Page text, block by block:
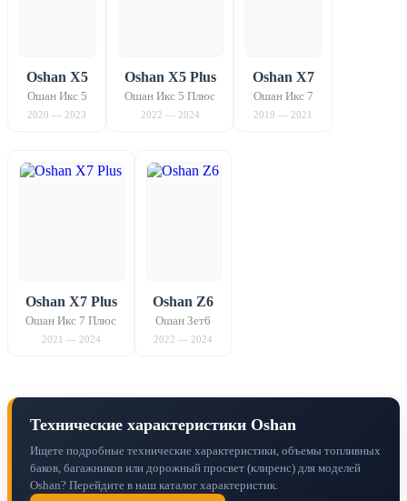
Oshan X5
Ошан Икс 5
2020 — 2023
Oshan X5 Plus
Ошан Икс 5 Плюс
2022 — 2024
Oshan X7
Ошан Икс 7
2019 — 2021
Oshan X7 Plus
Ошан Икс 7 Плюс
2021 — 2024
Oshan Z6
Ошан Зет6
2022 — 2024
Технические характеристики Oshan
Ищете подробные технические характеристики, объемы топливных
баков, багажников или дорожный просвет (клиренс) для моделей
Oshan? Перейдите в наш каталог характеристик.